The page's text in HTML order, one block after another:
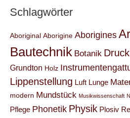
Schlagwörter
Aboriginal Aborigine Aborigines
Bautechnik Botanik Druck
Grundton Holz
Lippenstellung Luft Lunge
modern Mundstück Musikwissenschaft
Pflege Phonetik Physik Plosiv